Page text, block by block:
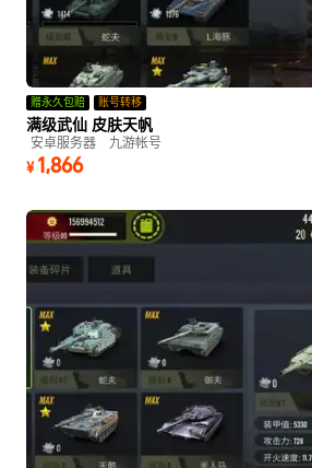
赠永久包赔 账号转移
满级武仙 皮肤天帆
安卓服务器 九游帐号
¥ 1,866